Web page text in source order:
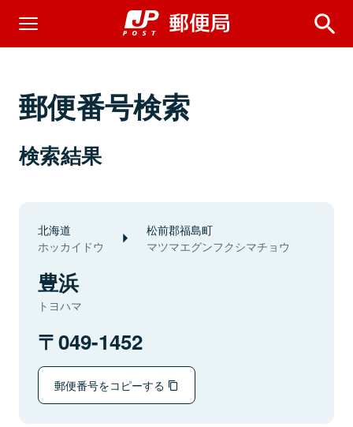
郵便番号検索
検索結果
北海道
ホッカイドウ
松前郡福島町
マツマエグンフクシマチョウ
豊浜
トヨハマ
049-1452
郵便番号をコピーする